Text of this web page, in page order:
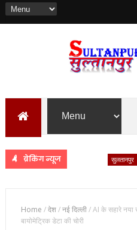
ब्रेकिंग न्यूज
Home /देश/नई दिल्ली/AI के सहारे नया
बायोमेट्रिक डेटा की चोरी